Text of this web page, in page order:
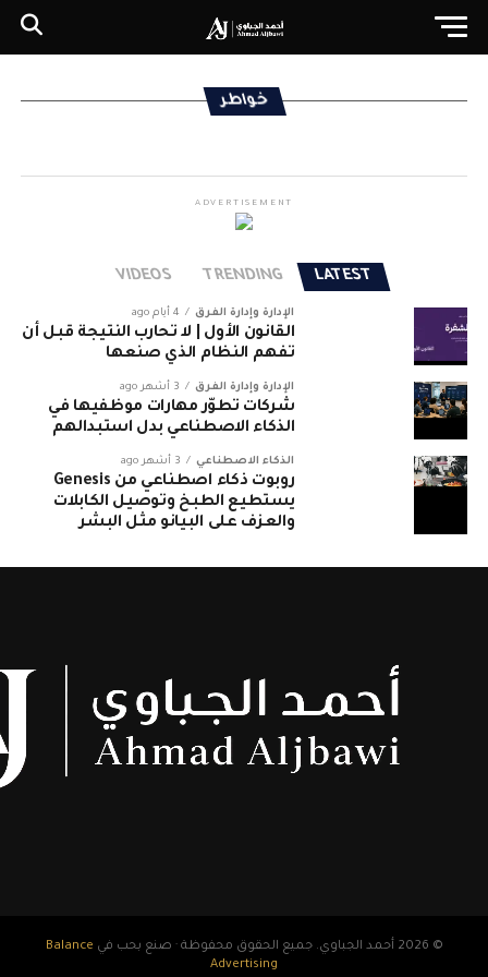
خواطر
ADVERTISEMENT
LATEST
TRENDING
VIDEOS
الإدارة وإدارة الفرق 4 أيام ago
القانون الأول | لا تحارب النتيجة قبل أن
تفهم النظام الذي صنعها
الإدارة وإدارة الفرق 3 أشهر ago
شركات تطوّر مهارات موظفيها في
الذكاء الاصطناعي بدل استبدالهم
الذكاء الاصطناعي 3 أشهر ago
روبوت ذكاء اصطناعي من Genesis
يستطيع الطبخ وتوصيل الكابلات
والعزف على البيانو مثل البشر
© 2026 أحمد الجباوي. جميع الحقوق محفوظة · صنع بحب في
Balance
Advertising